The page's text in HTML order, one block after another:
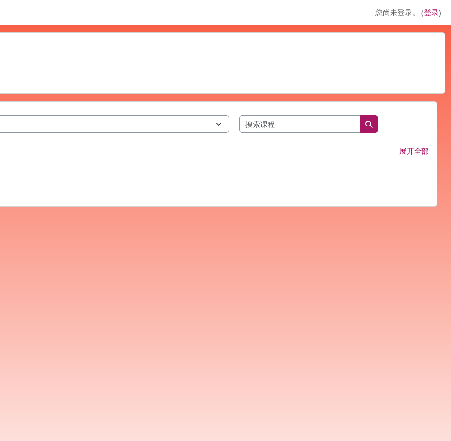
您尚未登录。 (登录)
搜索课程
搜索课程
展开全部